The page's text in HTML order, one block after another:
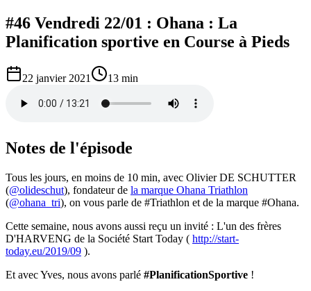
#46 Vendredi 22/01 : Ohana : La
Planification sportive en Course à Pieds
22 janvier 2021 13 min
Notes de l'épisode
Tous les jours, en moins de 10 min, avec Olivier DE SCHUTTER
(@olideschut), fondateur de la marque Ohana Triathlon
(@ohana_tri), on vous parle de #Triathlon et de la marque #Ohana.
Cette semaine, nous avons aussi reçu un invité : L'un des frères
D'HARVENG de la Société Start Today ( http://start-
today.eu/2019/09 ).
Et avec Yves, nous avons parlé #PlanificationSportive !